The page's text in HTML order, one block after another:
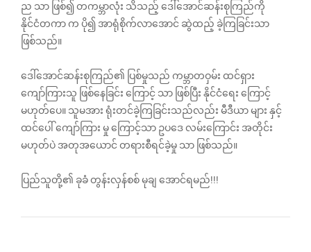
ည သာ ဖြစ်၍ တကမ္ဘာလုံး သိသည့် ဒေါ်အောင်ဆန်းစုကြည်ကို
နိုင်ငံတကာ က ပို၍ အာရုံစိုက်လာအောင် ဆွဲထည့် ခဲ့ကြခြင်းသာ
ဖြစ်သည်။
ဒေါ်အောင်ဆန်းစုကြည်၏ ပြစ်မှုသည် ကမ္ဘာတဝှမ်း ထင်ရှား
ကျော်ကြားသူ ဖြစ်နေခြင်း‌ ကြောင့် သာ ဖြစ်ပြီး နိုင်ငံရေး ကြောင့်
မဟုတ်ပေ။ သူမအား ရုံးတင်ခဲ့ကြခြင်းသည်လည်း မီဒီယာ များ နှင့်
ထင်ပေါ် ကျော်ကြား မှု ကြောင့်သာ ဥပဒေ လမ်းကြောင်း အတိုင်း
မဟုတ်ပဲ အတုအယောင် တရားစီရင်ခဲ့မှု သာ ဖြစ်သည်။
ပြည်သူတို့၏ ခုခံ တွန်းလှန်စစ် မုချ အောင်ရမည်!!!